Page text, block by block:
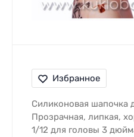
Избранное
​Силиконовая шапочка
Прозрачная, липкая,
1/12 для головы 3